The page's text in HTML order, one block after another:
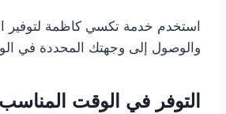
استخدم خدمة تكسي كاظمة لتوفير
والوصول إلى وجهتك المحددة في
التوفر في الوقت المناسب